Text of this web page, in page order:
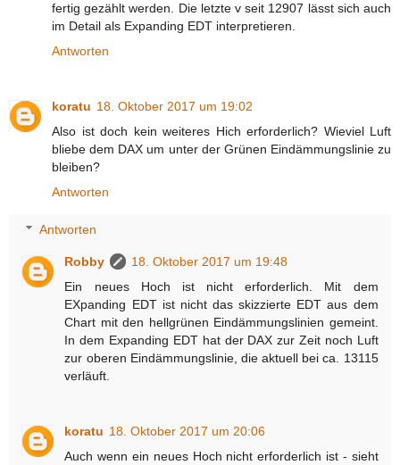
fertig gezählt werden. Die letzte v seit 12907 lässt sich auch
im Detail als Expanding EDT interpretieren.
Antworten
koratu 18. Oktober 2017 um 19:02
Also ist doch kein weiteres Hich erforderlich? Wieviel Luft
bliebe dem DAX um unter der Grünen Eindämmungslinie zu
bleiben?
Antworten
Antworten
Robby
18. Oktober 2017 um 19:48
Ein neues Hoch ist nicht erforderlich. Mit dem
EXpanding EDT ist nicht das skizzierte EDT aus dem
Chart mit den hellgrünen Eindämmungslinien gemeint.
In dem Expanding EDT hat der DAX zur Zeit noch Luft
zur oberen Eindämmungslinie, die aktuell bei ca. 13115
verläuft.
koratu 18. Oktober 2017 um 20:06
Auch wenn ein neues Hoch nicht erforderlich ist - sieht